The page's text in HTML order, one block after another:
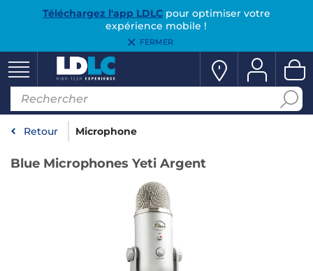
Téléchargez l'app LDLCpour optimiser votre
expérience mobile !
FERMER
Retour Microphone
Blue Microphones Yeti Argent